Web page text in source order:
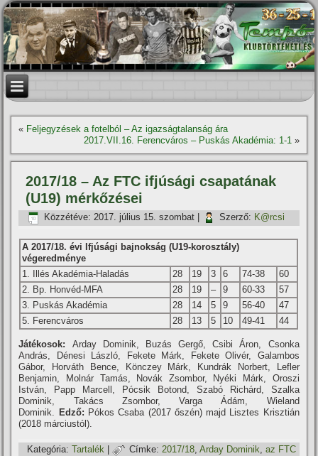
« Feljegyzések a fotelból – Az igazságtalanság ára
2017.VII.16. Ferencváros – Puskás Akadémia: 1-1»
2017/18 – Az FTC ifjúsági csapatának
(U19) mérkőzései
Közzétéve: 2017. július 15. szombat Szerző: K@rcsi
A 2017/18. évi Ifjúsági bajnokság (U19-korosztály)
végeredménye
1. Illés Akadémia-Haladás
28 19 3 6 74-38
60
2. Bp. Honvéd-MFA
28 19 – 9 60-33
57
3. Puskás Akadémia
28 14 5 9 56-40
47
5. Ferencváros
28 13 5 10 49-41 44
Játékosok: Arday Dominik, Buzás Gergő, Csibi Áron, Csonka
András, Dénesi László, Fekete Márk, Fekete Olivér, Galambos
Gábor, Horváth Bence, Könczey Márk, Kundrák Norbert, Lefler
Benjamin, Molnár Tamás, Novák Zsombor, Nyéki Márk, Oroszi
István, Papp Marcell, Pócsik Botond, Szabó Richárd, Szalka
Dominik, Takács Zsombor, Varga Ádám, Wieland
Dominik. Edző: Pókos Csaba (2017 őszén) majd Lisztes Krisztián
(2018 márciustól).
Kategória: Tartalék | Címke: 2017/18,Arday Dominik,az FTC